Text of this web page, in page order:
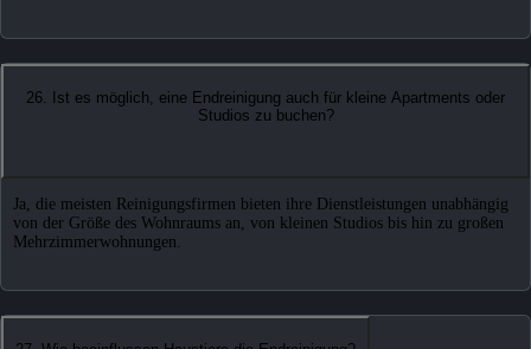
26. Ist es möglich, eine Endreinigung auch für kleine Apartments oder
Studios zu buchen?
Ja, die meisten Reinigungsfirmen bieten ihre Dienstleistungen unabhängig
von der Größe des Wohnraums an, von kleinen Studios bis hin zu großen
Mehrzimmerwohnungen.